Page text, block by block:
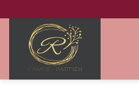
στο
περιεχόμενο